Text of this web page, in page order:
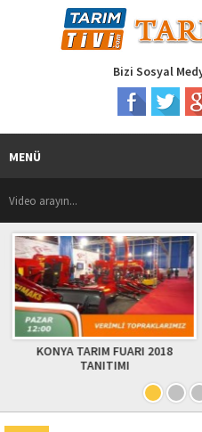
Bizi Sosyal
MENÜ
KONYA TARIM FUARI 2018
TANITIMI